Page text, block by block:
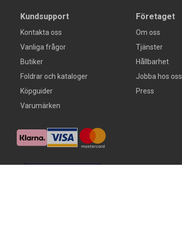
Kundsupport
Kontakta oss
Vanliga frågor
Butiker
Foldrar och kataloger
Köpguider
Varumärken
Företaget
Om oss
Tjänster
Hållbarhet
Jobba hos oss
Press